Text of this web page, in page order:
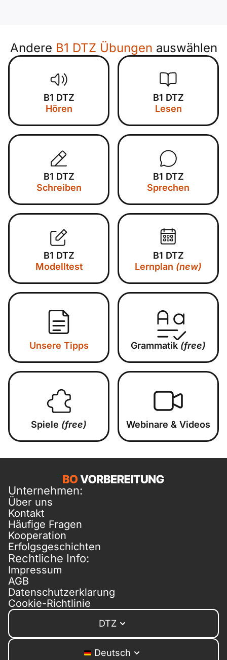
Andere B1 DTZ Übungen auswählen
B1 DTZ
Hören
B1 DTZ
Lesen
B1 DTZ
Schreiben
B1 DTZ
Sprechen
B1 DTZ
Modelltest
B1 DTZ
Lernplan (new)
Unsere Tipps Grammatik (free)
Spiele (free) Webinare & Videos
Unternehmen:
Über uns
Kontakt
Häufige Fragen
Kooperation
Erfolgsgeschichten
Rechtliche Info:
Impressum
AGB
Datenschutzerklarung
Cookie-Richtlinie
DTZ
Deutsch